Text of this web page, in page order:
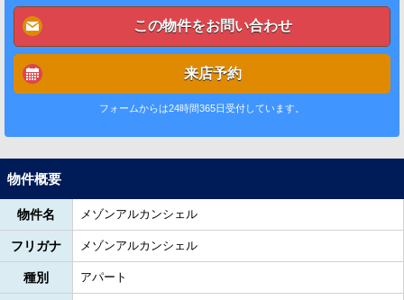
この物件をお問い合わせ
来店予約
フォームからは24時間365日受付しています。
物件概要
物件名 メゾンアルカンシェル
フリガナ メゾンアルカンシェル
種別 アパート